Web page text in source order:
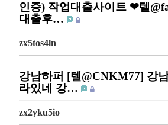
인증) 작업대출사이트 ❤텔
대출후…
zx5tos4ln
강남하퍼 [텔@CNKM77] 강
라있네 강…
zx2yku5io